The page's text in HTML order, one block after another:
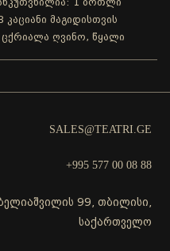
1 ბოთლი
მაგიდისთვის
ღვინო, წყალი
SALES@TEATRI.GE
+995 577 00 08 88
99, თბილისი,
საქართველო